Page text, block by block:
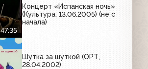
47:35
Концерт «Испанская ночь»
(Культура, 13.06.2005) (не с
начала)
Шутка за шуткой (ОРТ,
28.04.2002)